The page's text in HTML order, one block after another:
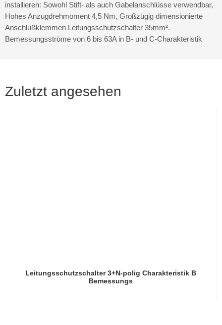
installieren: Sowohl Stift- als auch Gabelanschlüsse verwendbar,
Hohes Anzugdrehmoment 4,5 Nm, Großzügig dimensionierte
Anschlußklemmen Leitungsschutzschalter 35mm².
Bemessungsströme von 6 bis 63A in B- und C-Charakteristik
Zuletzt angesehen
Leitungsschutzschalter 3+N-polig Charakteristik B
Bemessungs